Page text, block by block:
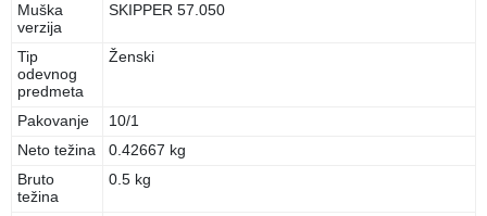
Muška
verzija
SKIPPER 57.050
Tip
odevnog
predmeta
Ženski
Pakovanje
10/1
Neto težina
0.42667 kg
Bruto
težina
0.5 kg